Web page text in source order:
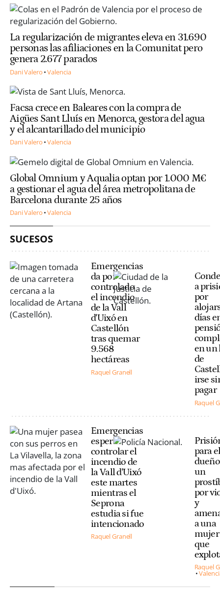
La regularización de migrantes eleva en 31.690
personas las afiliaciones en la Comunitat pero
genera 2.677 parados
Dani Valero Valencia
Facsa crece en Baleares con la compra de
Aigües Sant Lluís en Menorca, gestora del agua
y el alcantarillado del municipio
Dani Valero Valencia
Global Omnium y Aqualia optan por 1.000 M€
a gestionar el agua del área metropolitana de
Barcelona durante 25 años
Dani Valero Valencia
SUCESOS
Emergencias
da por
controlado
el incendio
de la Vall
d'Uixó en
Castellón
tras quemar
9.568
hectáreas
Raquel Granell
a
por
días
en un
de
irse
pagar
Raquel
Emergencias
espera
controlar el
incendio de
la Vall d'Uixó
este martes
mientras el
Seprona
estudia si fue
intencionado
Raquel Granell
para
un
por
y
a una
mujer
que
Raquel